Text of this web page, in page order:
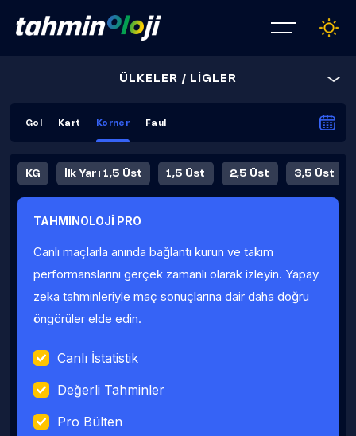
ÜLKELER / LİGLER
Gol Kart Korner Faul
KG İlk Yarı 1,5 Üst 1,5 Üst 2,5 Üst 3,5 Üst
Fauller Ortalama
TAHMINOLOJİ PRO
Canlı maçlarla anında bağlantı kurun ve takım
performanslarını gerçek zamanlı olarak izleyin. Yapay
zeka tahminleriyle maç sonuçlarına dair daha doğru
öngörüler elde edin.
Canlı İstatistik
Değerli Tahminler
Pro Bülten